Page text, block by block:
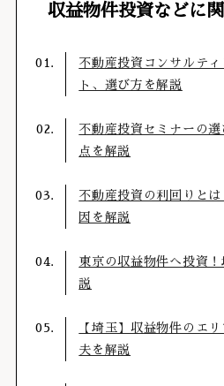
収益物件投資などに
不動産投資コンサルテ
ト、選び方を解説
不動産投資セミナーの
点を解説
不動産投資の利回りと
因を解説
東京の収益物件へ投資
説
【埼玉】収益物件のエ
夫を解説